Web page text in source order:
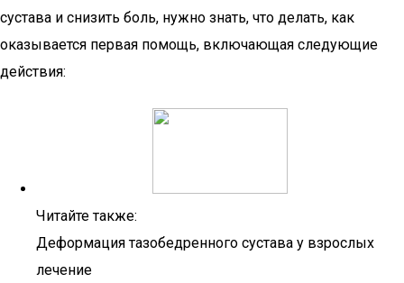
сустава и снизить боль, нужно знать, что делать, как
оказывается первая помощь, включающая следующие
действия:
Читайте также:
Деформация тазобедренного сустава у взрослых
лечение